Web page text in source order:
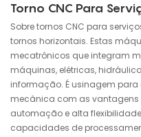
Torno CNC Para
Sobre tornos CNC para
tornos horizontais. Estas
mecatrônicos que integram
máquinas, elétricas,
informação. É usinagem
mecânica com as vantagens
automação e alta
capacidades de